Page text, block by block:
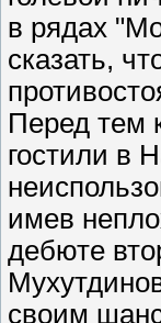
в рядах
сказать,
Перед тем
гостили в
имев
дебюте
своим